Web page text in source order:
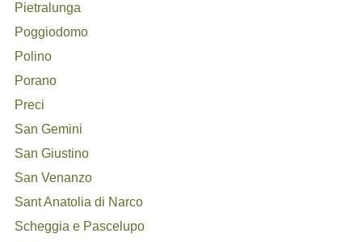
Pietralunga
Poggiodomo
Polino
Porano
Preci
San Gemini
San Giustino
San Venanzo
Sant Anatolia di Narco
Scheggia e Pascelupo